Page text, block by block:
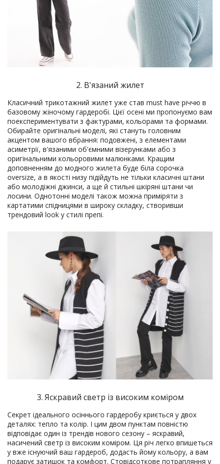
2. В'язаний жилет
Класичний трикотажний жилет уже став must have річчю в
базовому жіночому гардеробі. Цієї осені ми пропонуємо вам
поекспериментувати з фактурами, кольорами та формами.
Обирайте оригінальні моделі, які стануть головним
акцентом вашого вбрання: подовжені, з елементами
асиметрії, в'язаними об'ємними візерунками або з
оригінальними кольоровими малюнками. Кращим
доповненням до модного жилета буде біла сорочка
oversize, а в якості низу підійдуть не тільки класичні штани
або молодіжні джинси, а ще й стильні шкіряні штани чи
лосини. Однотонні моделі також можна приміряти з
картатими спідницями в широку складку, створивши
трендовий look у стилі препі.
3. Яскравий светр із високим коміром
Секрет ідеального осіннього гардеробу криється у двох
деталях: тепло та колір. І цим двом пунктам повністю
відповідає один із трендів нового сезону – яскравий,
насичений светр із високим коміром. Ця річ легко впишеться
у вже існуючий ваш гардероб, додасть йому кольору, а вам
подарує затишок та комфорт. Стовідсоткове потрапляння у